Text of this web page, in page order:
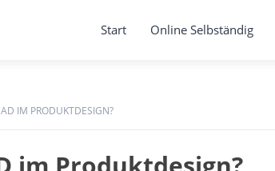
Start Online Selbständig
IM PRODUKTDESIGN?